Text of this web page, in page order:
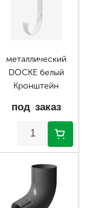
металлический
DOCKE белый
Кронштейн
под заказ